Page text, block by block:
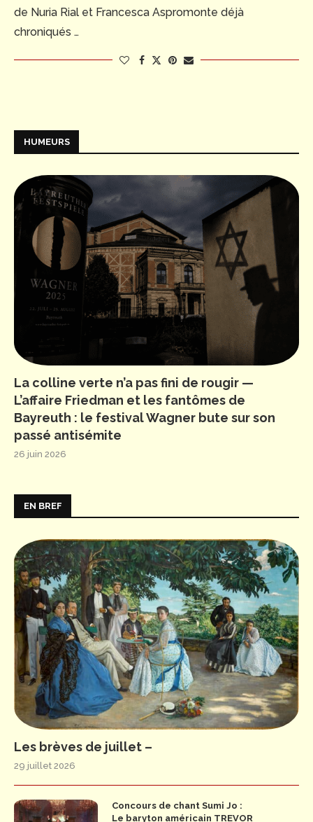
de Nuria Rial et Francesca Aspromonte déjà
chroniqués …
HUMEURS
La colline verte n’a pas fini de rougir —
L’affaire Friedman et les fantômes de
Bayreuth : le festival Wagner bute sur son
passé antisémite
26 juin 2026
EN BREF
Les brèves de juillet –
29 juillet 2026
Concours de chant Sumi Jo :
Le baryton américain TREVOR